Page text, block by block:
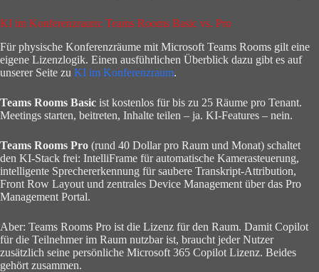
KI im Konferenzraum: Teams Rooms Basic vs. Pro
Für physische Konferenzräume mit Microsoft Teams Rooms gilt eine
eigene Lizenzlogik. Einen ausführlichen Überblick dazu gibt es auf
unserer Seite zu KI im Konferenzraum.
Teams Rooms Basic ist kostenlos für bis zu 25 Räume pro Tenant.
Meetings starten, beitreten, Inhalte teilen – ja. KI-Features – nein.
Teams Rooms Pro (rund 40 Dollar pro Raum und Monat) schaltet
den KI-Stack frei: IntelliFrame für automatische Kamerasteuerung,
intelligente Sprechererkennung für saubere Transkript-Attribution,
Front Row Layout und zentrales Device Management über das Pro
Management Portal.
Aber: Teams Rooms Pro ist die Lizenz für den Raum. Damit Copilot
für die Teilnehmer im Raum nutzbar ist, braucht jeder Nutzer
zusätzlich seine persönliche Microsoft 365 Copilot Lizenz. Beides
gehört zusammen.